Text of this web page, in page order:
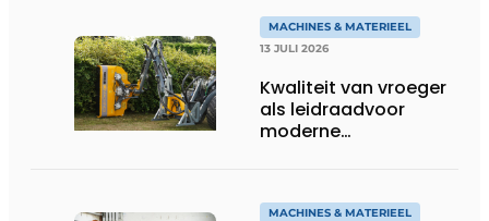
MACHINES & MATERIEEL
13 JULI 2026
Kwaliteit van vroeger
als leidraadvoor
moderne
MACHINES & MATERIEEL